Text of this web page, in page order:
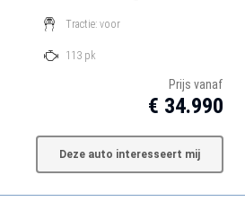
Tractie: voor
113 pk
Prijs vanaf
€ 34.990
Deze auto interesseert mij